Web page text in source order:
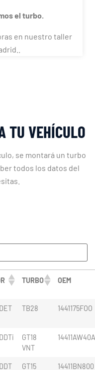
el turbo.
en nuestro taller
TU VEHÍCULO
se montará un turbo
todos los datos del
TURBO OEM
TB28 1441175FOO
GT18
VNT
14411AW40A
GT15 14411BN800